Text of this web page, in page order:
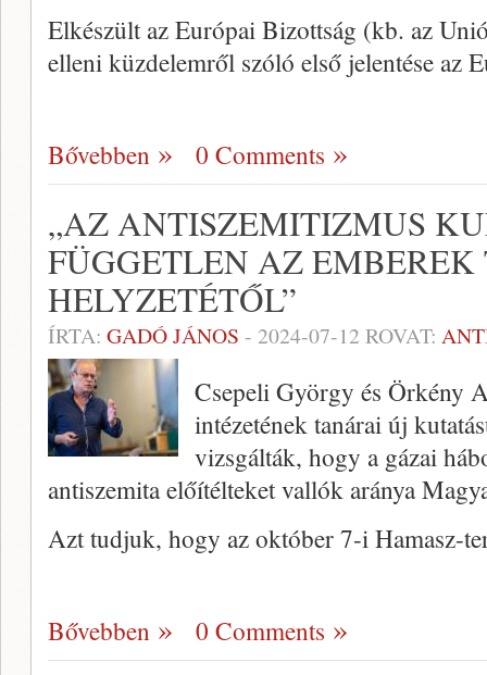
Elkészült az Európai Bizottság (kb. az
elleni küzdelemről szóló első jelentése az
Bővebben 0 Comments
„AZ ANTISZEMITIZMUS
FÜGGETLEN AZ
HELYZETÉTŐL”
ÍRTA: GADÓ JÁNOS - 2024-07-12 ROVAT:
Csepeli György és Örkény
intézetének tanárai új
vizsgálták, hogy a gázai
antiszemita előítélteket vallók aránya
Azt tudjuk, hogy az október 7-i Hamasz-
Bővebben 0 Comments